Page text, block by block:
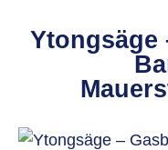
Ytongsäge